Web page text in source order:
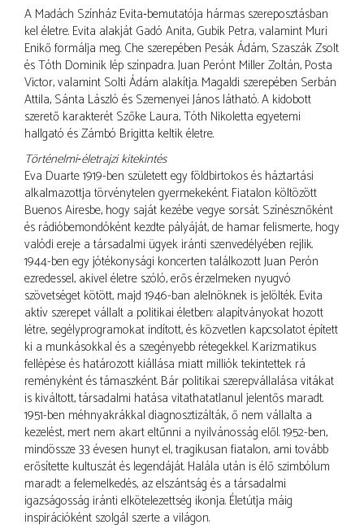
A Madách Színház Evita‑bemutatója hármas szereposztásban
kel életre. Evita alakját Gadó Anita, Gubik Petra, valamint Muri
Enikő formálja meg. Che szerepében Pesák Ádám, Szaszák Zsolt
és Tóth Dominik lép színpadra. Juan Perónt Miller Zoltán, Posta
Victor, valamint Solti Ádám alakítja. Magaldi szerepében Serbán
Attila, Sánta László és Szemenyei János látható. A kidobott
szerető karakterét Szőke Laura, Tóth Nikoletta egyetemi
hallgató és Zámbó Brigitta keltik életre.
Történelmi‑életrajzi kitekintés
Eva Duarte 1919-ben született egy földbirtokos és háztartási
alkalmazottja törvénytelen gyermekeként. Fiatalon költözött
Buenos Airesbe, hogy saját kezébe vegye sorsát. Színésznőként
és rádióbemondóként kezdte pályáját, de hamar felismerte, hogy
valódi ereje a társadalmi ügyek iránti szenvedélyében rejlik.
1944-ben egy jótékonysági koncerten találkozott Juan Perón
ezredessel, akivel életre szóló, erős érzelmeken nyugvó
szövetséget kötött, majd 1946-ban alelnöknek is jelölték. Evita
aktív szerepet vállalt a politikai életben: alapítványokat hozott
létre, segélyprogramokat indított, és közvetlen kapcsolatot épített
ki a munkásokkal és a szegényebb rétegekkel. Karizmatikus
fellépése és határozott kiállása miatt milliók tekintettek rá
reményként és támaszként. Bár politikai szerepvállalása vitákat
is kiváltott, társadalmi hatása vitathatatlanul jelentős maradt.
1951-ben méhnyakrákkal diagnosztizálták, ő nem vállalta a
kezelést, mert nem akart eltűnni a nyilvánosság elől. 1952-ben,
mindössze 33 évesen hunyt el, tragikusan fiatalon, ami tovább
erősítette kultuszát és legendáját. Halála után is élő szimbólum
maradt: a felemelkedés, az elszántság és a társadalmi
igazságosság iránti elkötelezettség ikonja. Életútja máig
inspirációként szolgál szerte a világon.